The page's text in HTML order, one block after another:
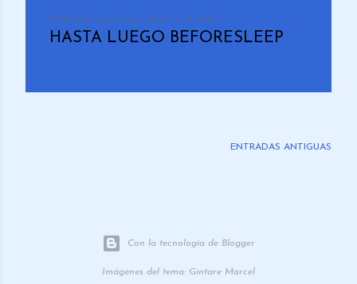
Publicado por Laura febrero 01, 2013
HASTA LUEGO BEFORESLEEP
ENTRADAS ANTIGUAS
Con la tecnología de Blogger
Imágenes del tema: Gintare Marcel